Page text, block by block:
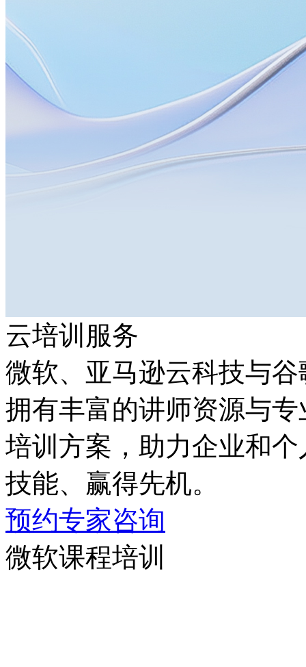
云培训服务
微软、亚马逊云科技与
拥有丰富的讲师资源与专
培训方案，助力企业
技能、赢得先机。
预约专家咨询
微软课程培训